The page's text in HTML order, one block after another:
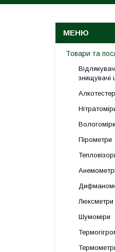
Товари та
знищувачі
Вологоміри
Пірометри
Люксметри
Шумоміри